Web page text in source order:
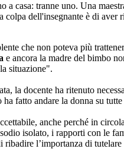
a casa: tranne uno. Una
colpa dell'insegnante è di aver
che non poteva più
e ancora la madre del bimbo
situazione".
la docente ha ritenuto
fatto andare la donna su
anche perché in
isolato, i rapporti con le
ribadire l’importanza di